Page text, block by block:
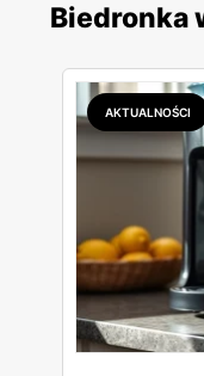
Biedronka
AKTUALNOŚCI